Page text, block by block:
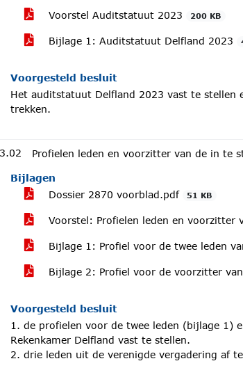
Voorstel Auditstatuut 2023 200 KB
Bijlage 1: Auditstatuut Delfland 2023
Voorgesteld besluit
Het auditstatuut Delfland 2023 vast te
trekken.
Profielen leden en voorzitter van de in te
Bijlagen
Dossier 2870 voorblad.pdf
51 KB
Voorstel: Profielen leden en voorzitter
Bijlage 1: Profiel voor de twee leden
Bijlage 2: Profiel voor de voorzitter
Voorgesteld besluit
1. de profielen voor de twee leden (bijlage 1)
Rekenkamer Delfland vast te stellen.
2. drie leden uit de verenigde vergadering af